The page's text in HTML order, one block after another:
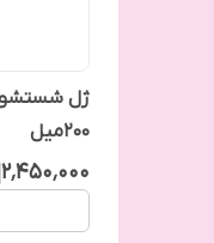
ژل
200میل
۲٬۴۵۰٬۰۰۰